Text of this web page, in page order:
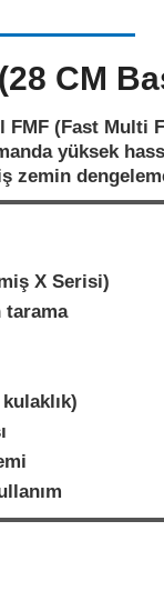
CM
FMF (Fast
yüksek
zemin
X Serisi)
tarama